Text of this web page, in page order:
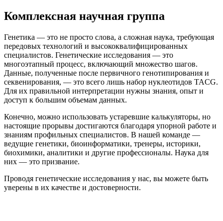
Комплексная научная группа
Генетика — это не просто слова, а сложная наука, требующая
передовых технологий и высококвалифицированных
специалистов. Генетические исследования — это
многоэтапный процесс, включающий множество шагов.
Данные, полученные после первичного генотипирования и
секвенирования, — это всего лишь набор нуклеотидов TACG.
Для их правильной интерпретации нужны знания, опыт и
доступ к большим объемам данных.
Конечно, можно использовать устаревшие калькуляторы, но
настоящие прорывы достигаются благодаря упорной работе и
знаниям профильных специалистов. В нашей команде —
ведущие генетики, биоинформатики, тренеры, историки,
биохимики, аналитики и другие профессионалы. Наука для
них — это призвание.
Проводя генетические исследования у нас, вы можете быть
уверены в их качестве и достоверности.